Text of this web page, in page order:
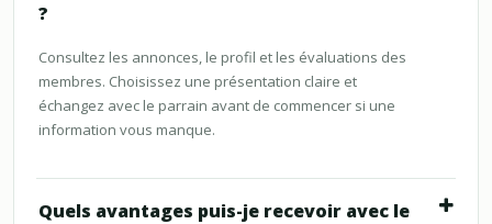
?
Consultez les annonces, le profil et les évaluations des
membres. Choisissez une présentation claire et
échangez avec le parrain avant de commencer si une
information vous manque.
Quels avantages puis-je recevoir avec le